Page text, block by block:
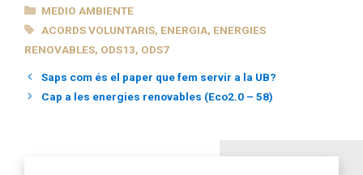
CATEGORÍAS
MEDIO AMBIENTE
ETIQUETAS
ACORDS VOLUNTARIS, ENERGIA, ENERGIES
RENOVABLES, ODS13, ODS7
Saps com és el paper que fem servir a la UB?
Cap a les energies renovables (Eco2.0 – 58)